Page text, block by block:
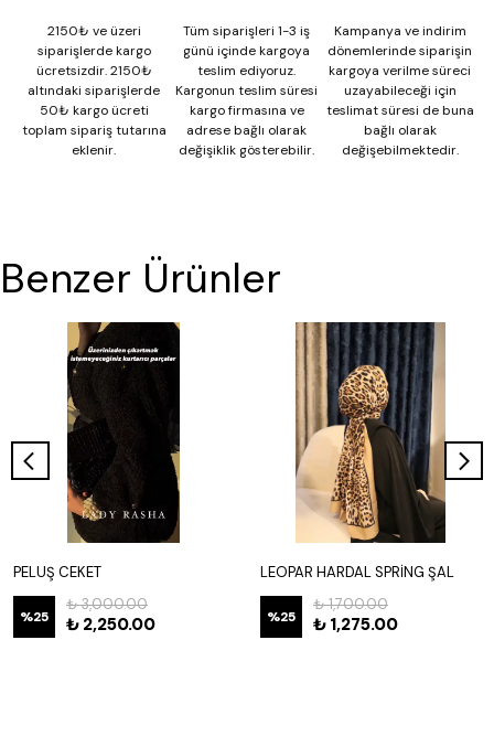
2150₺ ve üzeri
siparişlerde kargo
ücretsizdir. 2150₺
altındaki siparişlerde
50₺ kargo ücreti
toplam sipariş tutarına
eklenir.
Tüm siparişleri 1-3 iş
günü içinde kargoya
teslim ediyoruz.
Kargonun teslim süresi
kargo firmasına ve
adrese bağlı olarak
değişiklik gösterebilir.
Kampanya ve indirim
dönemlerinde siparişin
kargoya verilme süreci
uzayabileceği için
teslimat süresi de buna
bağlı olarak
değişebilmektedir.
Benzer Ürünler
PELUŞ CEKET
%25
₺ 3,000.00
₺ 2,250.00
LEOPAR HARDAL SPRİNG ŞAL
%25
₺ 1,700.00
₺ 1,275.00